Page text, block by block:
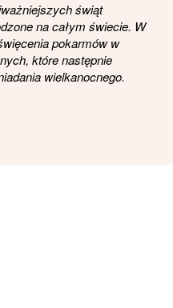
świąt
na całym świecie. W
pokarmów w
które następnie
wielkanocnego.